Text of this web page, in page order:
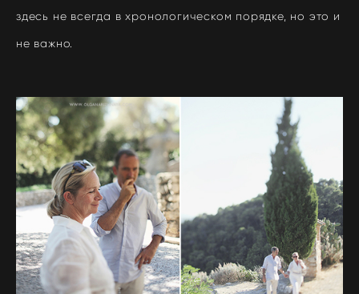
здесь не всегда в хронологическом порядке, но это и
не важно.